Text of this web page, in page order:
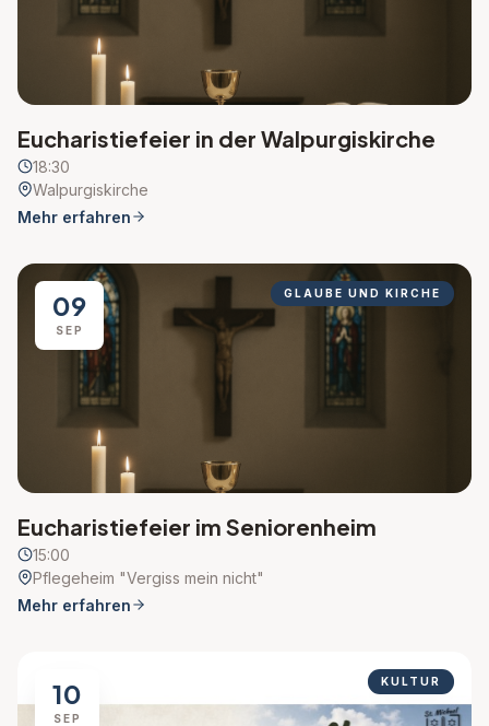
Eucharistiefeier in der Walpurgiskirche
18:30
Walpurgiskirche
Mehr erfahren
09
SEP
GLAUBE UND KIRCHE
Eucharistiefeier im Seniorenheim
15:00
Pflegeheim "Vergiss mein nicht"
Mehr erfahren
10
SEP
KULTUR